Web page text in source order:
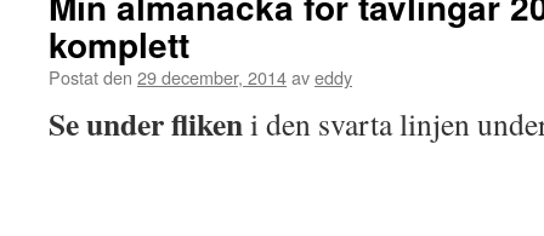
komplett
Postat den 29 december, 2014aveddy
Se under flikeni den svarta linjen